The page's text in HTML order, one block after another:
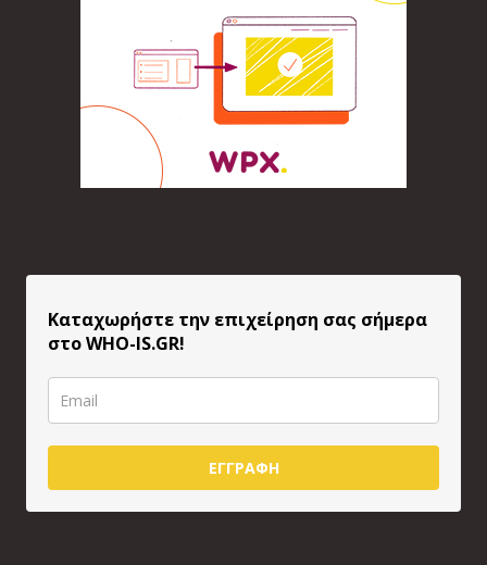
Καταχωρήστε την επιχείρηση σας σήμερα
στο WHO-IS.GR!
ΕΓΓΡΑΦΗ